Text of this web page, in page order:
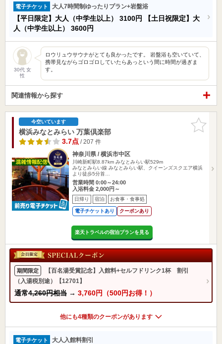
電子チケット 大人7時間制ゆったりプラン+岩盤浴
【平日限定】大人（中学生以上） 3100円
【土日祝限定】大
人（中学生以上） 3600円
30代 女
性
ロウリュウサウナがとても良かったです。 岩盤浴も空いていて、
携帯見ながらゴロゴロしていたらあっという間に時間が過ぎま
す。
関連情報から探す
お気に入
りに追加
今空いています
横浜みなとみらい 万葉倶楽部
3.7点/ 207 件
神奈川県 / 横浜市中区
川崎新町駅8.87km みなとみらい駅529m
みなとみらい線 みなとみらい駅、クイーンズスクエア横浜
より徒歩5分首…
営業時間 0:00～24:00
入浴料金 2,000円～
日帰り 宿泊 お食事・食事処
電子チケットあり クーポンあり
楽天トラベルの宿泊プランを見る
期間限定
【百名湯受賞記念】入館料+セルフドリンク1杯 割引
（入湯税別途）【12701】
通常4,260円相当 → 3,760円（500円お得！）
他にも4種類のクーポンがあります
電子チケット 大人入館料割引